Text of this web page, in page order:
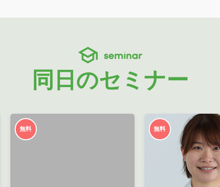
seminar
同日のセミナー
無料 無料